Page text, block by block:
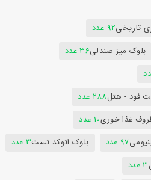
تاریخی92 عدد
بلوک میز صندلی36 عدد
فود - هتل288 عدد
غذا خوری10 عدد
97 عدد بلوک اتوکد تست3 عدد
3 عدد